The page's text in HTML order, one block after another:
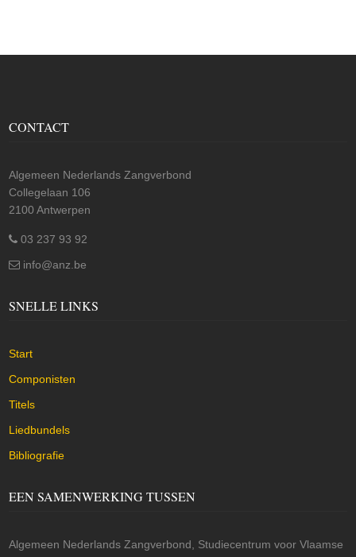
CONTACT
Algemeen Nederlands Zangverbond
Collegelaan 106
2100 Antwerpen
03 237 93 92
info@anz.be
SNELLE LINKS
Start
Componisten
Titels
Liedbundels
Bibliografie
EEN SAMENWERKING TUSSEN
Algemeen Nederlands Zangverbond, Studiecentrum voor Vlaamse